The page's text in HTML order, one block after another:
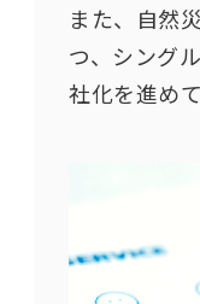
また、自然
つ、シング
社化を進め